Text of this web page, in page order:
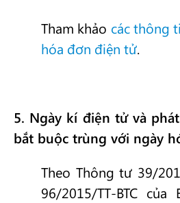
Tham khảo các thông
hóa đơn điện tử.
5. Ngày kí điện tử và
bắt buộc trùng với ngày
Theo Thông tư 39/
96/2015/TT-BTC